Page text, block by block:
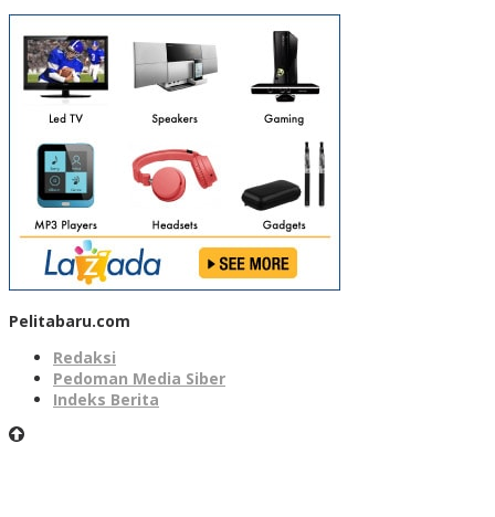
Pelitabaru.com
Redaksi
Pedoman Media Siber
Indeks Berita